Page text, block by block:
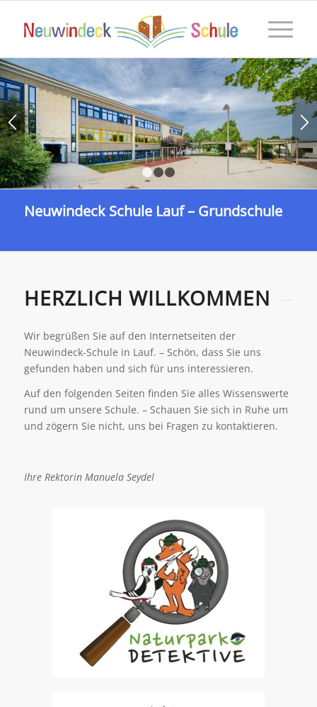
Neuwindeck Schule Lauf – Grundschule
HERZLICH WILLKOMMEN
Wir begrüßen Sie auf den Internetseiten der
Neuwindeck-Schule in Lauf. – Schön, dass Sie uns
gefunden haben und sich für uns interessieren.
Auf den folgenden Seiten finden Sie alles Wissenswerte
rund um unsere Schule. – Schauen Sie sich in Ruhe um
und zögern Sie nicht, uns bei Fragen zu kontaktieren.
Ihre Rektorin Manuela Seydel